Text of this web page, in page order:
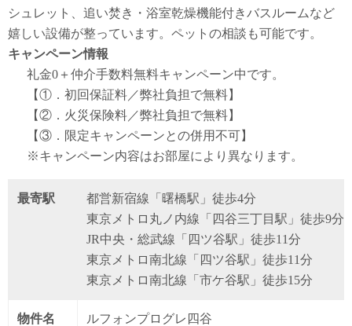
シュレット、追い焚き・浴室乾燥機能付きバスルームなど
嬉しい設備が整っています。ペットの相談も可能です。
キャンペーン情報
礼金0 ＋仲介手数料無料キャンペーン中です。
【①．初回保証料／弊社負担で無料】
【②．火災保険料／弊社負担で無料】
【③．限定キャンペーンとの併用不可】
※キャンペーン内容はお部屋により異なります。
最寄駅
都営新宿線「曙橋駅」徒歩4分
東京メトロ丸ノ内線「四谷三丁目駅」徒歩9分
JR中央・総武線「四ツ谷駅」徒歩11分
東京メトロ南北線「四ツ谷駅」徒歩11分
東京メトロ南北線「市ケ谷駅」徒歩15分
物件名 ルフォンプログレ四谷